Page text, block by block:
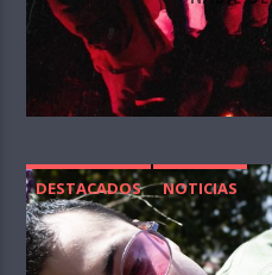
DESTACADOS NOTICIAS